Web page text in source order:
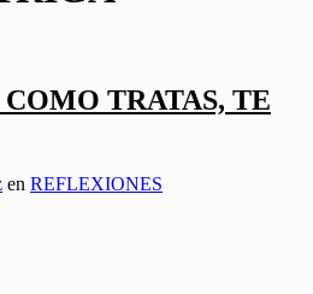
TRATAS, TE
en REFLEXIONES